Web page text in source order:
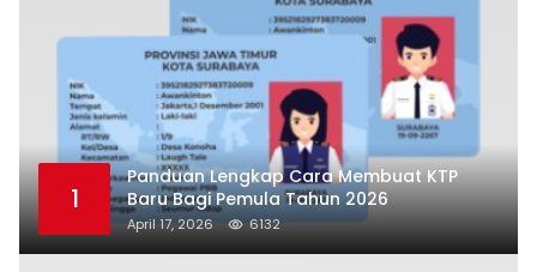
1
Panduan Lengkap Cara Membuat KTP
Baru Bagi Pemula Tahun 2026
April 17, 2026 6132